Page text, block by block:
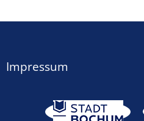
Impressum